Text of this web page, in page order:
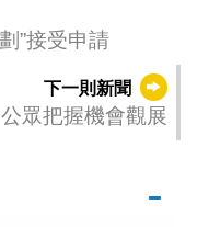
”接受申請
下一則新聞
眾把握機會觀展